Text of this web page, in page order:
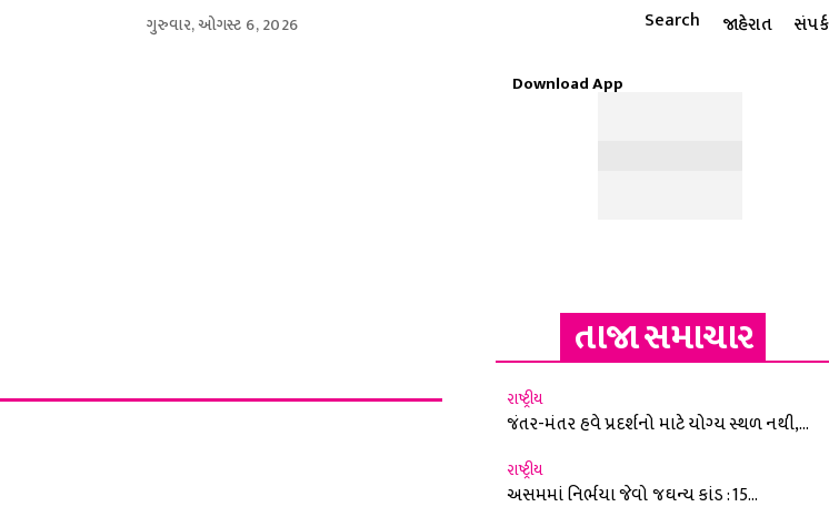
ગુરુવાર, ઓગસ્ટ 6, 2026 Search જાહેરાત સંપર્ક
Download App
તાજા સમાચાર
રાષ્ટ્રીય
જંતર-મંતર હવે પ્રદર્શનો માટે યોગ્ય સ્થળ નથી,...
રાષ્ટ્રીય
અસમમાં નિર્ભયા જેવો જઘન્ય કાંડ : 15...